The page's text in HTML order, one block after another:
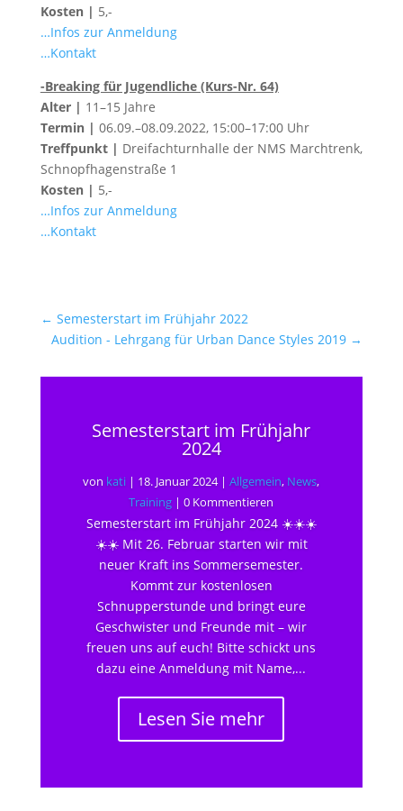
Kosten | 5,-
…Infos zur Anmeldung
…Kontakt
-Breaking für Jugendliche (Kurs-Nr. 64)
Alter | 11–15 Jahre
Termin | 06.09.–08.09.2022, 15:00–17:00 Uhr
Treffpunkt | Dreifachturnhalle der NMS Marchtrenk,
Schnopfhagenstraße 1
Kosten | 5,-
…Infos zur Anmeldung
…Kontakt
← Semesterstart im Frühjahr 2022
Audition - Lehrgang für Urban Dance Styles 2019 →
Semesterstart im Frühjahr
2024
von kati | 18. Januar 2024|Allgemein, News,
Training | 0 Kommentieren
Semesterstart im Frühjahr 2024 ☀️☀️☀️
☀️☀️ Mit 26. Februar starten wir mit
neuer Kraft ins Sommersemester.
Kommt zur kostenlosen
Schnupperstunde und bringt eure
Geschwister und Freunde mit – wir
freuen uns auf euch! Bitte schickt uns
dazu eine Anmeldung mit Name,...
Lesen Sie mehr